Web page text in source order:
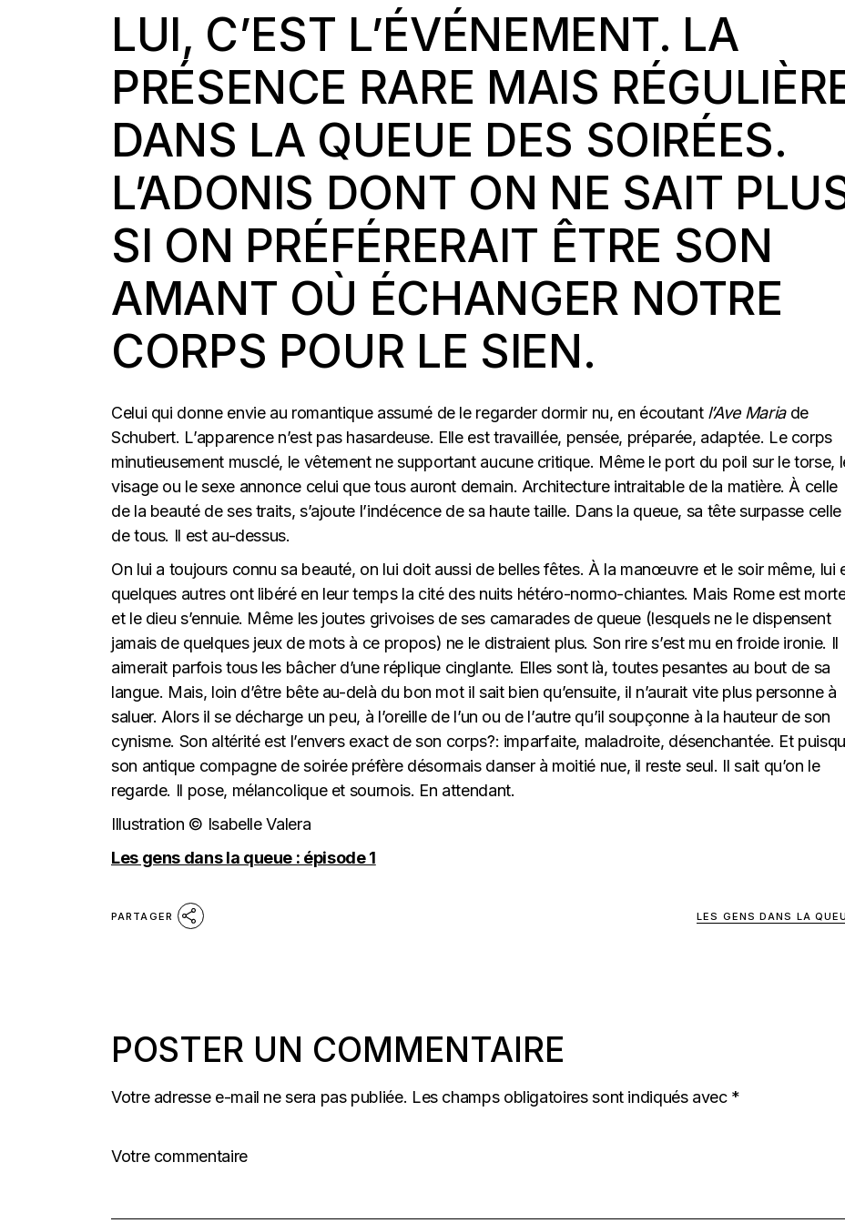
LUI, C’EST L’ÉVÉNEMENT. LA
PRÉSENCE RARE MAIS
DANS LA QUEUE DES SOIRÉES.
L’ADONIS DONT ON NE SAIT
SI ON PRÉFÉRERAIT ÊTRE SON
AMANT OÙ ÉCHANGER NOTRE
CORPS POUR LE SIEN.
Celui qui donne envie au romantique assumé de le regarder dormir nu, en écoutant l’Ave Mariade
Schubert. L’apparence n’est pas hasardeuse. Elle est travaillée, pensée, préparée, adaptée. Le corps
minutieusement musclé, le vêtement ne supportantaucune critique. Mêmele port du poil sur letorse,
visage ou le sexe annonce celui que tous auront demain. Architecture intraitablede la matière. À celle
de la beauté de ses traits, s’ajoute l’indécence de sa haute taille. Dans la queue, sa tête surpasse celle
de tous. Il est au-dessus.
On lui a toujours connu sa beauté, on lui doit aussi de belles fêtes. À la manœuvre et le soir même, lui
quelques autres ont libéré en leur temps la cité des nuits hétéro-normo-chiantes. Mais Rome est
et le dieu s’ennuie. Même les joutes grivoises de ses camarades de queue (lesquels ne le dispensent
jamais de quelques jeux de mots à ce propos) ne le distraient plus. Son rire s’est mu en froide ironie. Il
aimerait parfois tous les bâcher d’une réplique cinglante. Elles sont là, toutes pesantes au bout de sa
langue. Mais, loin d’être bête au-delà du bon mot il sait bien qu’ensuite, il n’aurait vite plus personne à
saluer. Alors il se décharge un peu, à l’oreille de l’un ou de l’autre qu’il soupçonne à la hauteur de son
cynisme. Son altéritéest l’envers exact de son corps?: imparfaite, maladroite, désenchantée. Et
son antique compagne de soirée préfère désormais danser à moitié nue, il reste seul. Il sait qu’on le
regarde. Il pose, mélancolique et sournois. En attendant.
Illustration © Isabelle Valera
Les gens dans la queue : épisode 1
PARTAGER LES GENS DANS LA
POSTER UN COMMENTAIRE
Votre adresse e-mail ne sera pas publiée. Les champs obligatoires sont indiqués avec *